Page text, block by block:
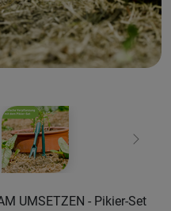
Weiter
UMSETZEN - Pikier-Set